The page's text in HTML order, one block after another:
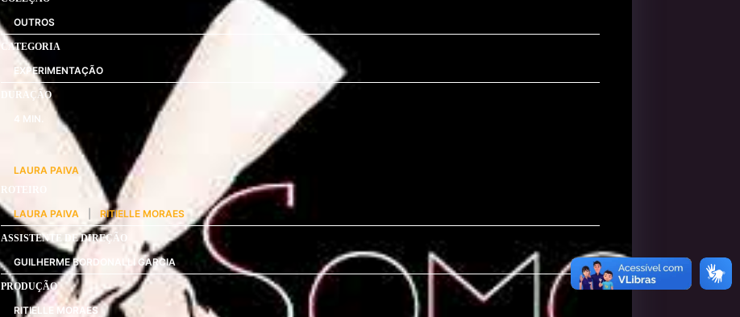
OUTROS
CATEGORIA
EXPERIMENTAÇÃO
DURAÇÃO
4
LAURA PAIVA
ROTEIRO
LAURA PAIVA RITIELLE MORAES
ASSISTENTE DE DIREÇÃO
GUILHERME BORDONALLI GARCIA
PRODUÇÃO
RITIELLE MORAES